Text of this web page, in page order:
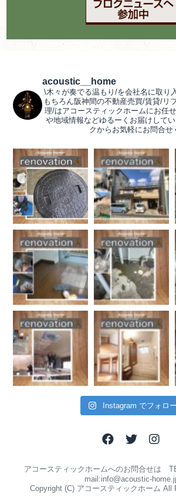
acoustic__home
\木々が奏でる温もり/を会社名に取り
もちろん阪神間の不動産売買/賃貸/リ
理/はアコースティックホームにお任
や地域情報などゆるーくお届けして
クからお気軽にお問合せ
Instagram でフォロー
アコースティックホームへのお問合せは
mail:info@acoustic-
Copyright (C) アコースティックホーム All